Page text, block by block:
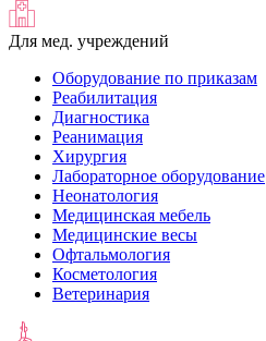
Для мед. учреждений
Оборудование по приказам
Реабилитация
Диагностика
Реанимация
Хирургия
Лабораторное оборудование
Неонатология
Медицинская мебель
Медицинские весы
Офтальмология
Косметология
Ветеринария